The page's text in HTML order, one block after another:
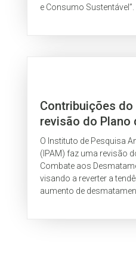
e Consumo
Contribuições do
revisão do Plano de
Combate aos
Amazônia
O Instituto de Pesquisa
(IPAM) faz uma revisão
Combate aos
visando a reverter a
aumento de